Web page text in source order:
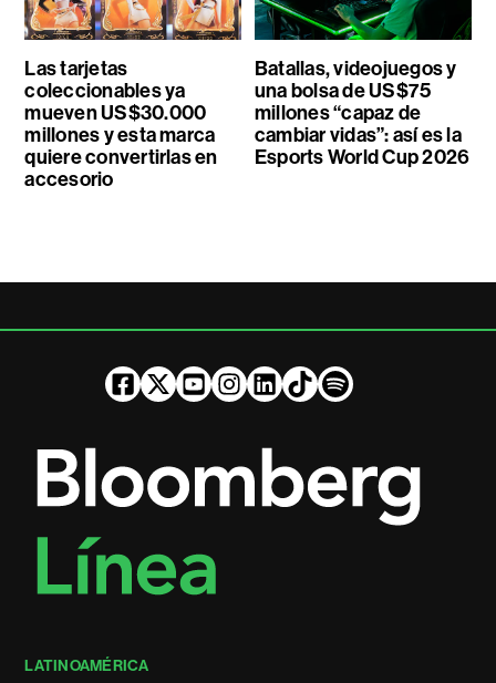
Las tarjetas
coleccionables ya
mueven US$30.000
millones y esta marca
quiere convertirlas en
accesorio
Batallas, videojuegos y
una bolsa de US$75
millones “capaz de
cambiar vidas”: así es la
Esports World Cup 2026
LATINOAMÉRICA